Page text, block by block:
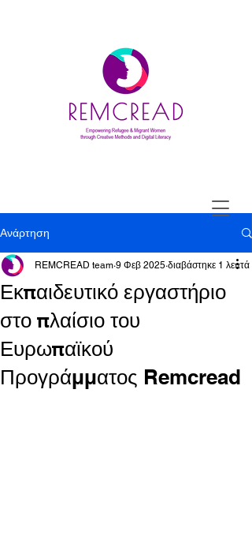
Ανάρτηση
Εκπαιδευτικό εργαστήριο
στο πλαίσιο του
Ευρωπαϊκού
Προγράμματος Remcread
REMCREAD team 9 Φεβ 2025 διαβάστηκε 1 λεπτά